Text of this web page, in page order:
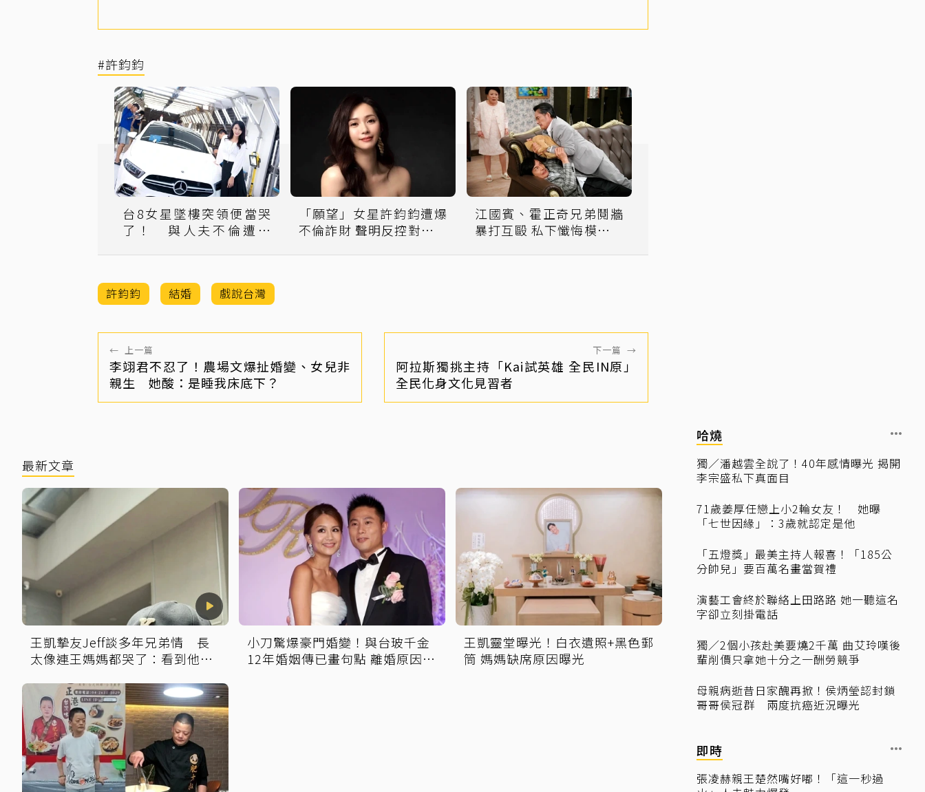
#許鈞鈞
台8女星墜樓突領便當哭
了！ 與人夫不倫遭討
「願望」女星許鈞鈞遭爆
不倫詐財 聲明反控對方恐
江國賓、霍正奇兄弟鬩牆
暴打互毆 私下懺悔模樣流
許鈞鈞 結婚 戲說台灣
← 上一篇
李翊君不忍了！農場文爆扯婚變、女兒非
親生 她酸：是睡我床底下？
下一篇 →
阿拉斯獨挑主持「Kai試英雄 全民IN原」
全民化身文化見習者
最新文章
王凱摯友Jeff談多年兄弟情 長
太像連王媽媽都哭了：看到他想
小刀驚爆豪門婚變！與台玻千金
12年婚姻傳已畫句點 離婚原因曝
王凱靈堂曝光！白衣遺照+黑色郵
筒 媽媽缺席原因曝光
哈燒
獨／潘越雲全說了！40年感情曝光 揭開
李宗盛私下真面目
71歲姜厚任戀上小2輪女友！ 她曝
「七世因緣」：3歲就認定是他
「五燈獎」最美主持人報喜！「185公
分帥兒」要百萬名畫當賀禮
演藝工會終於聯絡上田路路 她一聽這名
字卻立刻掛電話
獨／2個小孩赴美要燒2千萬 曲艾玲嘆後
輩削價只拿她十分之一酬勞競爭
母親病逝昔日家醜再掀！侯炳瑩認封鎖
哥哥侯冠群 兩度抗癌近況曝光
即時
張凌赫親王楚然嘴好嘟！「這一秒過